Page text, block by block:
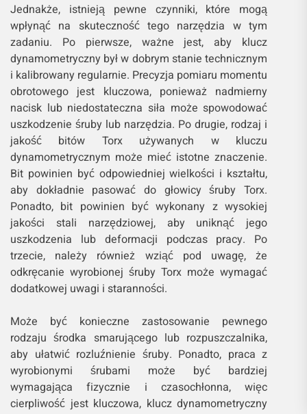
Jednakże, istnieją pewne czynniki, które mogą
wpłynąć na skuteczność tego narzędzia w tym
zadaniu. Po pierwsze, ważne jest, aby klucz
dynamometryczny był w dobrym stanie technicznym
i kalibrowany regularnie. Precyzja pomiaru momentu
obrotowego jest kluczowa, ponieważ nadmierny
nacisk lub niedostateczna siła może spowodować
uszkodzenie śruby lub narzędzia. Po drugie, rodzaj i
jakość bitów Torx używanych w kluczu
dynamometrycznym może mieć istotne znaczenie.
Bit powinien być odpowiedniej wielkości i kształtu,
aby dokładnie pasować do głowicy śruby Torx.
Ponadto, bit powinien być wykonany z wysokiej
jakości stali narzędziowej, aby uniknąć jego
uszkodzenia lub deformacji podczas pracy. Po
trzecie, należy również wziąć pod uwagę, że
odkręcanie wyrobionej śruby Torx może wymagać
dodatkowej uwagi i staranności.
Może być konieczne zastosowanie pewnego
rodzaju środka smarującego lub rozpuszczalnika,
aby ułatwić rozluźnienie śruby. Ponadto, praca z
wyrobionymi śrubami może być bardziej
wymagająca fizycznie i czasochłonna, więc
cierpliwość jest kluczowa, klucz dynamometryczny